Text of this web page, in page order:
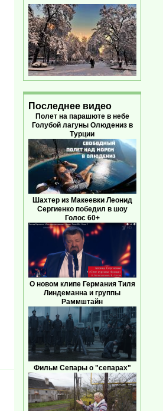
Последнее видео
Полет на парашюте в небе
Голубой лагуны Олюдениз в
Турции
Шахтер из Макеевки Леонид
Сергиенко победил в шоу
Голос 60+
О новом клипе Германия Тиля
Линдеманна и группы
Раммштайн
Фильм Сепары о "сепарах"